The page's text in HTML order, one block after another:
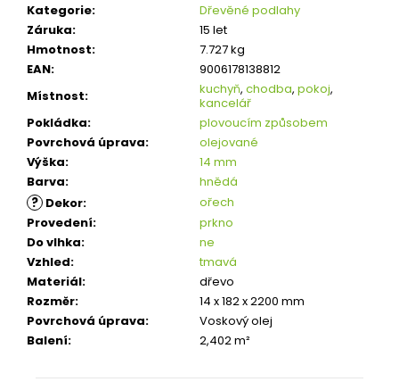
Kategorie:
Dřevěné podlahy
Záruka:
15 let
Hmotnost:
7.727 kg
EAN:
9006178138812
Místnost: kuchyň, chodba, pokoj,
kancelář
Pokládka:
plovoucím způsobem
Povrchová úprava:
olejované
Výška:
14 mm
Barva: hnědá
? Dekor:
ořech
Provedení:
prkno
Do vlhka:
ne
Vzhled:
tmavá
Materiál:
dřevo
Rozměr:
14 x 182 x 2200 mm
Povrchová úprava:
Voskový olej
Balení: 2,402 m²